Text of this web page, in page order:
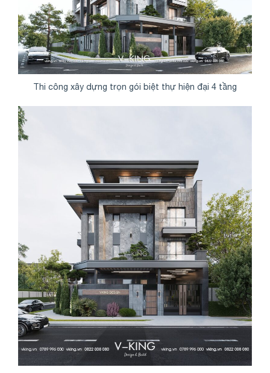
Thi công xây dựng trọn gói biệt thự hiện đại 4 tầng